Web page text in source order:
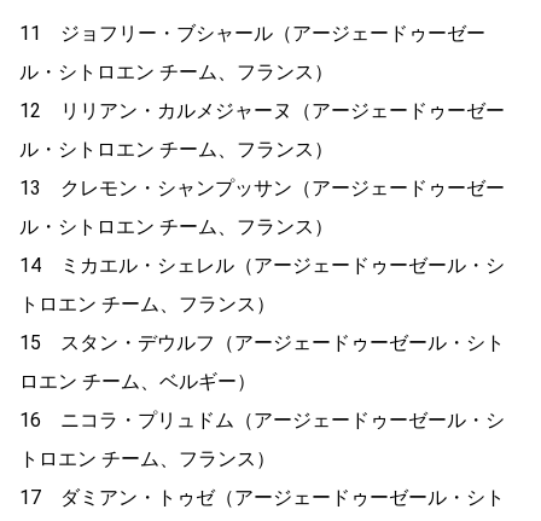
11 ジョフリー・ブシャール（アージェードゥーゼー
ル・シトロエン チーム、フランス）
12 リリアン・カルメジャーヌ（アージェードゥーゼー
ル・シトロエン チーム、フランス）
13 クレモン・シャンプッサン（アージェードゥーゼー
ル・シトロエン チーム、フランス）
14 ミカエル・シェレル（アージェードゥーゼール・シ
トロエン チーム、フランス）
15 スタン・デウルフ（アージェードゥーゼール・シト
ロエン チーム、ベルギー）
16 ニコラ・プリュドム（アージェードゥーゼール・シ
トロエン チーム、フランス）
17 ダミアン・トゥゼ（アージェードゥーゼール・シト